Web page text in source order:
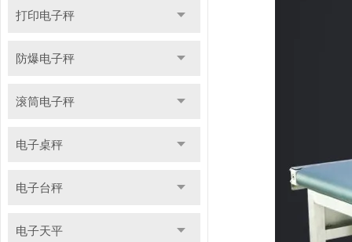
打印电子秤
防爆电子秤
滚筒电子秤
电子桌秤
电子台秤
电子天平